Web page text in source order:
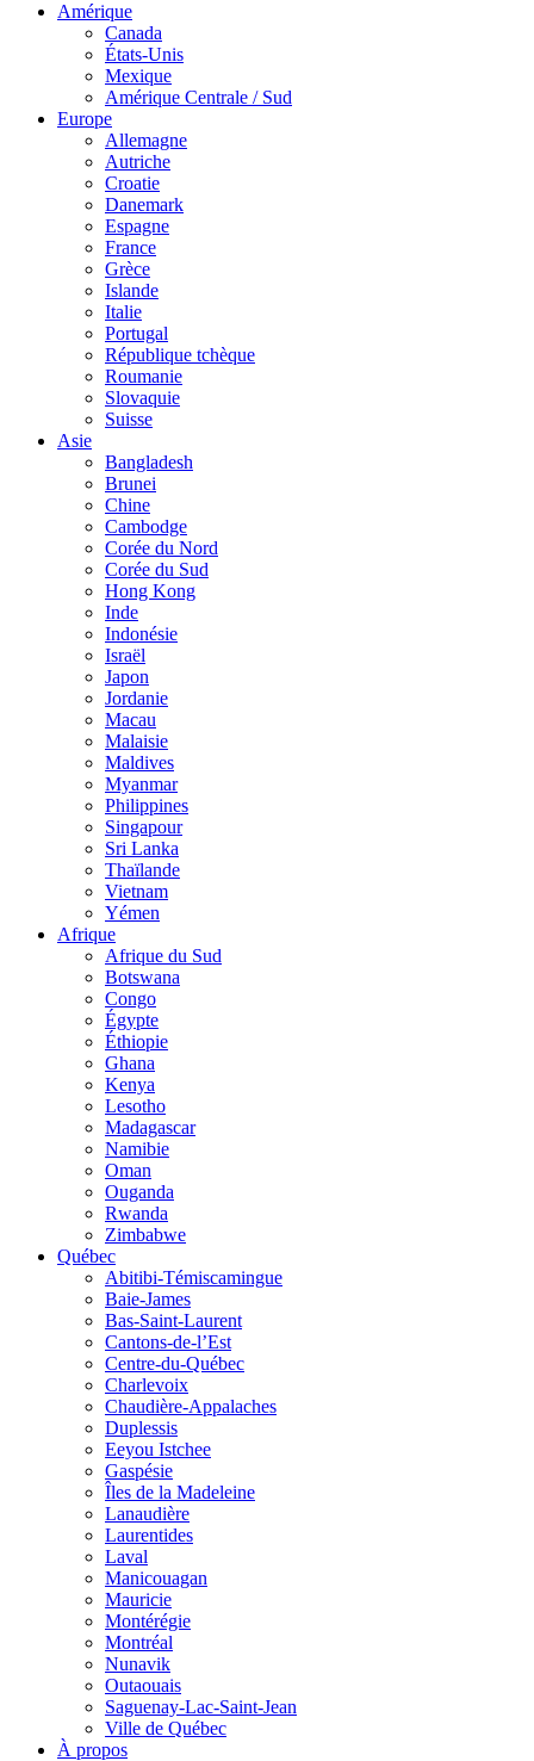
Amérique
Canada
États-Unis
Mexique
Amérique Centrale / Sud
Europe
Allemagne
Autriche
Croatie
Danemark
Espagne
France
Grèce
Islande
Italie
Portugal
République tchèque
Roumanie
Slovaquie
Suisse
Asie
Bangladesh
Brunei
Chine
Cambodge
Corée du Nord
Corée du Sud
Hong Kong
Inde
Indonésie
Israël
Japon
Jordanie
Macau
Malaisie
Maldives
Myanmar
Philippines
Singapour
Sri Lanka
Thaïlande
Vietnam
Yémen
Afrique
Afrique du Sud
Botswana
Congo
Égypte
Éthiopie
Ghana
Kenya
Lesotho
Madagascar
Namibie
Oman
Ouganda
Rwanda
Zimbabwe
Québec
Abitibi-Témiscamingue
Baie-James
Bas-Saint-Laurent
Cantons-de-l’Est
Centre-du-Québec
Charlevoix
Chaudière-Appalaches
Duplessis
Eeyou Istchee
Gaspésie
Îles de la Madeleine
Lanaudière
Laurentides
Laval
Manicouagan
Mauricie
Montérégie
Montréal
Nunavik
Outaouais
Saguenay-Lac-Saint-Jean
Ville de Québec
À propos